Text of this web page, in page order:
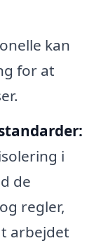
kan
for at
i
de
regler,
arbejdet